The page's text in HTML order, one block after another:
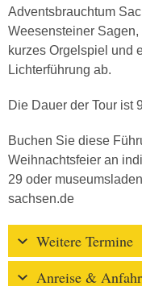
Adventsbrauchtum
Weesensteiner
kurzes Orgelspiel und
Lichterführung ab.
Die Dauer der Tour ist
Buchen Sie diese
Weihnachtsfeier an
29 oder
sachsen.de
Weitere Termine
Anreise &